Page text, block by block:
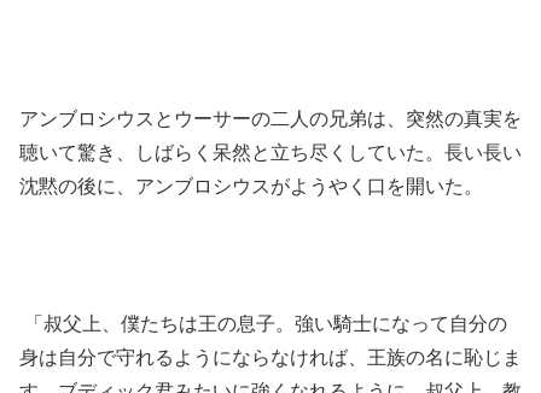
アンブロシウスとウーサーの二人の兄弟は、突然の真実を
聴いて驚き、しばらく呆然と立ち尽くしていた。長い長い
沈黙の後に、アンブロシウスがようやく口を開いた。
「叔父上、僕たちは王の息子。強い騎士になって自分の
身は自分で守れるようにならなければ、王族の名に恥じま